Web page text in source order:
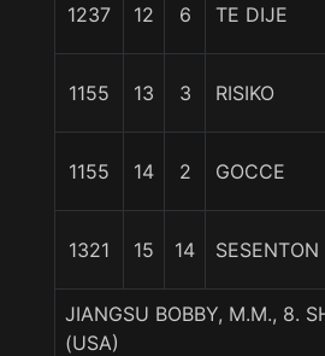
1237 12 6 TE DIJE
1155 13 3 RISIKO
1155 14 2 GOCCE
1321 15 14 SESENTON
JIANGSU BOBBY, M.M., 8.
(USA)